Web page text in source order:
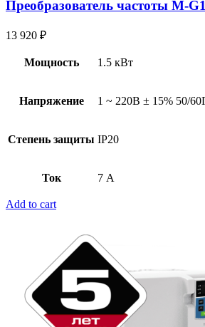
Преобразователь частоты M-
13 920 ₽
Мощность 1.5 кВт
Напряжение 1 ~ 220В ± 15% 50/
Степень защиты IP20
Ток 7 А
Add to cart